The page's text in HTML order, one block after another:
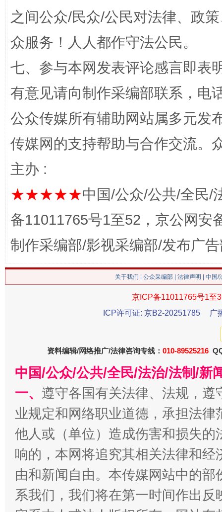
在谋一域中谋全局
今
习近平的博鳌关键词
魏明亮
“刷贴”乱象丛生
生
揭批美国五大"原罪" "炒
之间公众/民众/公民对法律、政
众服务！人人都作守法公民。
七、参与本网发表评论感言即表
有意见请向制作采编部联系，电
公众传媒所有辅助网站属多元发
传媒网的支持帮助与合作交流。
主办 :
★★★★★中国/公众/公共/全民/
备11011765号1至52，京公网安
制作采编部/影视采编部/发布广
关于我们 公众采编部 法律声明 | 中国
京ICP备11011765号1至
ICP许可证: 京B2-20251785
广
资料编辑/网络推广/法律咨询专线： 010-89525216
中国/公众/公共/全民/法治/法制/新
一、 遵守各国有关法律、法规，
业规定和网络职业道德，承担法
他人或（单位）造成伤害和损失
响的，本网将追究其相关法律和
由和新闻自由。本传媒网站中的
系我们，我们将在第一时间作出